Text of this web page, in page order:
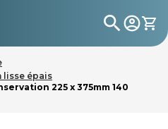
search
lisse épais
225 x 375mm 140